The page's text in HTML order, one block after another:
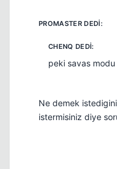
peki savas
Ne demek
istermisiniz diye